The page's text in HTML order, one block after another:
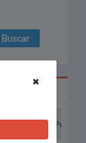
Buscar
Puesto